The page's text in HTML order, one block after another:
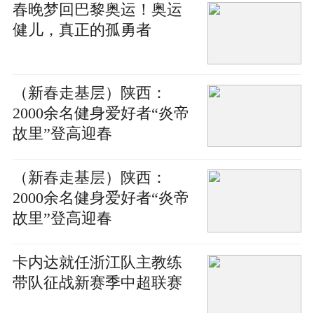
春晚梦回巴黎奥运！奥运
健儿，真正的孤勇者
（新春走基层）陕西：
2000余名健身爱好者“炎帝
故里”登高迎春
（新春走基层）陕西：
2000余名健身爱好者“炎帝
故里”登高迎春
卡内达就任浙江队主教练
带队征战新赛季中超联赛